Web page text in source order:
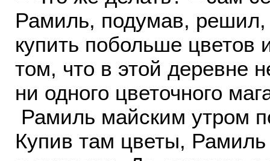
Рамиль, подумав, решил,
купить побольше цветов
том, что в этой деревне
ни одного цветочного
Рамиль майским утром
Купив там цветы, Рамиль